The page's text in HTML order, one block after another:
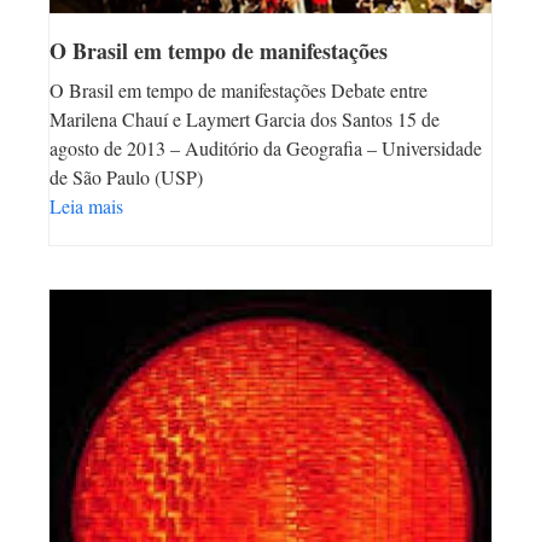
O Brasil em tempo de manifestações
O Brasil em tempo de manifestações Debate entre
Marilena Chauí e Laymert Garcia dos Santos 15 de
agosto de 2013 – Auditório da Geografia – Universidade
de São Paulo (USP)
Leia mais